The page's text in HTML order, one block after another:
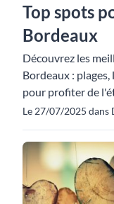
Top spots
Bordeaux
Découvrez les
Bordeaux :
pour profiter de
Le 27/07/2025